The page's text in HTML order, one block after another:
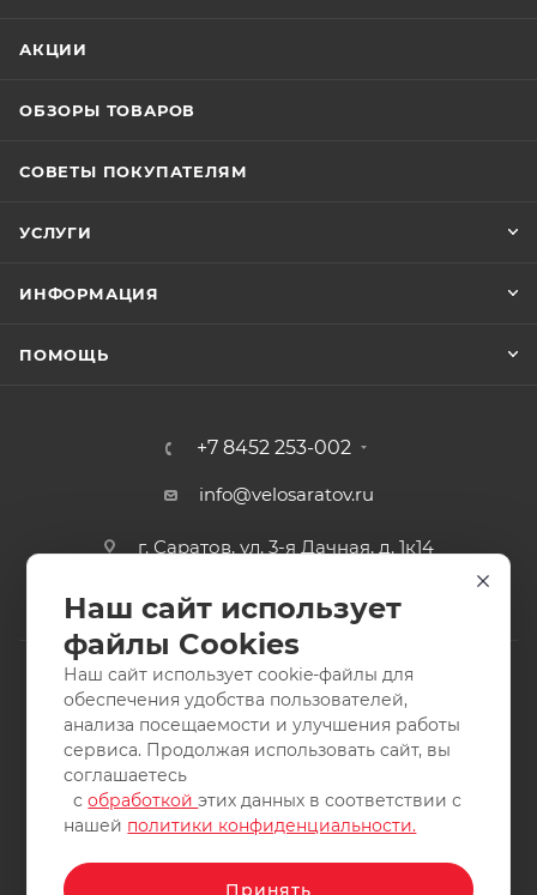
АКЦИИ
ОБЗОРЫ ТОВАРОВ
СОВЕТЫ ПОКУПАТЕЛЯМ
УСЛУГИ
ИНФОРМАЦИЯ
ПОМОЩЬ
+7 8452 253-002
info@velosaratov.ru
г. Саратов, ул. 3-я Дачная, д. 1к14
2011-2026 © интернет-магазин спортивных товаров
ВелоСаратов. Не является публичной офертой. Все права
защищены. Заимствование материалов и фотографий
запрещено.
Наш сайт использует
файлы Cookies
Наш сайт использует cookie-файлы для
обеспечения удобства пользователей,
анализа посещаемости и улучшения работы
сервиса. Продолжая использовать сайт, вы
соглашаетесь
собработкойэтих данных в соответствии с
нашей политики конфиденциальности.
Принять